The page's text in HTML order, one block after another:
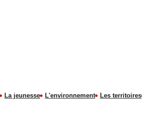
La jeunesse L'environnement Les territoires